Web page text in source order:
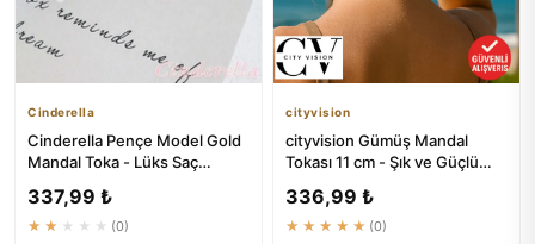
Cinderella
Cinderella Pençe Model Gold
Mandal Toka - Lüks Saç
337,99 ₺
★★★★★ (0)
cityvision
cityvision Gümüş Mandal
Tokası 11 cm - Şık ve Güçlü
336,99 ₺
★★★★★ (0)